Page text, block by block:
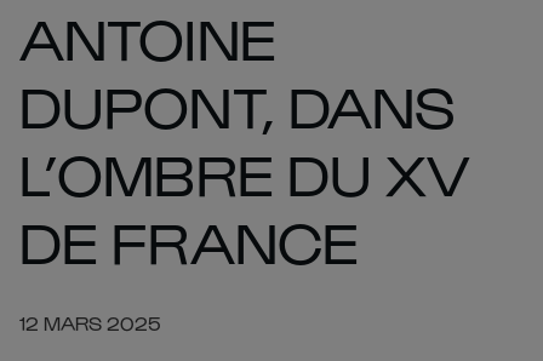
ANTOINE
DUPONT, DANS
L’OMBRE DU XV
DE FRANCE
12 MARS 2025